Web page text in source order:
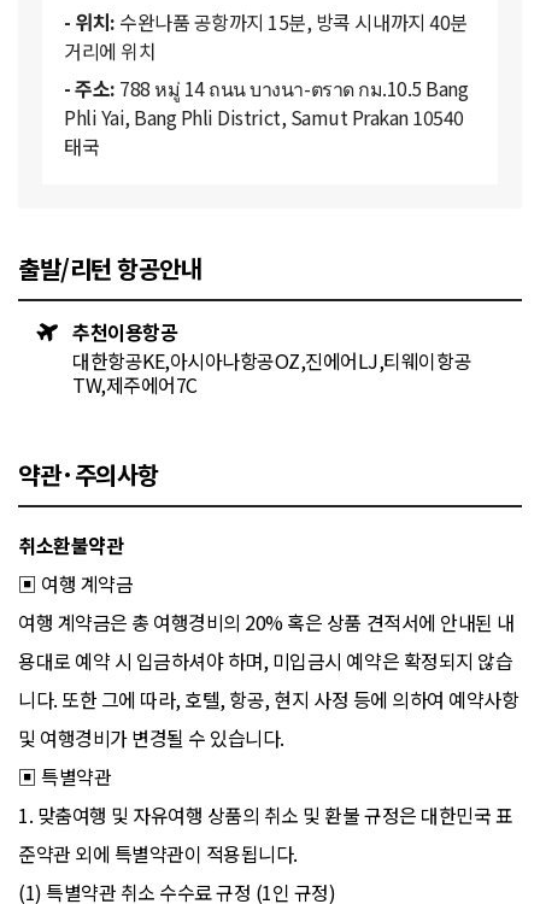
- 위치: 수완나품 공항까지 15분, 방콕 시내까지 40분
거리에 위치
- 주소: 788 หมู่ 14 ถนน บางนา-ตราด กม.10.5 Bang
Phli Yai, Bang Phli District, Samut Prakan 10540
태국
출발/리턴 항공안내
추천이용항공
대한항공KE,아시아나항공OZ,진에어LJ,티웨이항공
TW,제주에어7C
약관·주의사항
취소환불약관
▣ 여행 계약금
여행 계약금은 총 여행경비의 20% 혹은 상품 견적서에 안내된 내
용대로 예약 시 입금하셔야 하며, 미입금시 예약은 확정되지 않습
니다. 또한 그에 따라, 호텔, 항공, 현지 사정 등에 의하여 예약사항
및 여행경비가 변경될 수 있습니다.
▣ 특별약관
1. 맞춤여행 및 자유여행 상품의 취소 및 환불 규정은 대한민국 표
준약관 외에 특별약관이 적용됩니다.
(1) 특별약관 취소 수수료 규정 (1인 규정)